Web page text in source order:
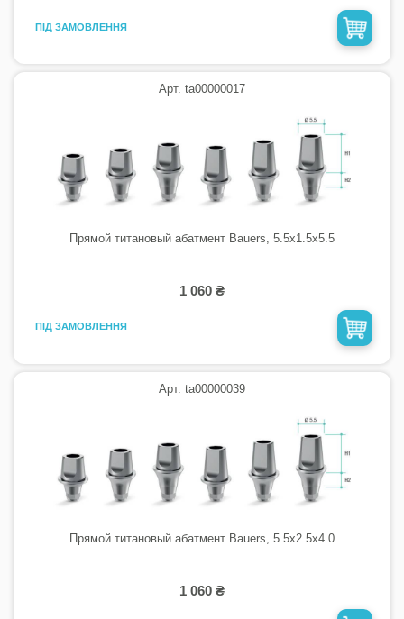
ПІД ЗАМОВЛЕННЯ
Арт. ta00000017
Прямой титановый абатмент Bauers, 5.5х1.5х5.5
1 060 ₴
ПІД ЗАМОВЛЕННЯ
Арт. ta00000039
Прямой титановый абатмент Bauers, 5.5х2.5х4.0
1 060 ₴